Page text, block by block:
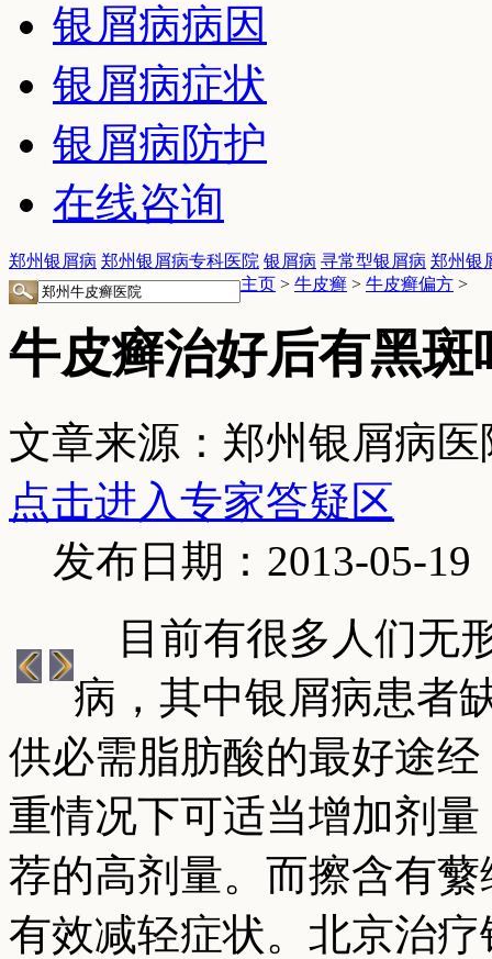
银屑病病因
银屑病症状
银屑病防护
在线咨询
郑州银屑病 郑州银屑病专科医院 银屑病 寻常型银屑病 郑州银
主页 > 牛皮癣 > 牛皮癣偏方 >
牛皮癣治好后有黑斑
文章来源：郑州银屑病医
点击进入专家答疑区
发布日期：2013-05-19
目前有很多人们无
病，其中银屑病患者
供必需脂肪酸的最好途
重情况下可适当增加剂
荐的高剂量。而擦含有
有效减轻症状。北京治